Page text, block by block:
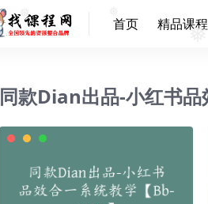
首页 精品课程
同款Dian出品-小红书品